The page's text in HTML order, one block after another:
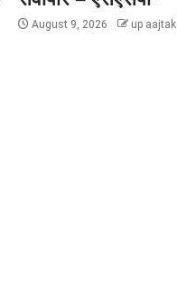
August 9, 2026 up aajtak